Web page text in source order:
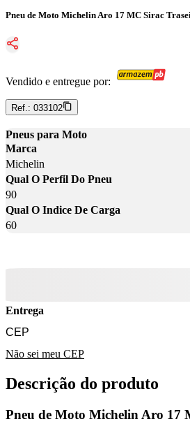
Pneu de Moto Michelin Aro 17 MC Sirac
Vendido e entregue por:
Ref.: 033102
Pneus para Moto
Marca
Michelin
Qual O Perfil Do Pneu
90
Qual O Indice De Carga
60
Entrega
Não sei meu CEP
Descrição do produto
Pneu de Moto Michelin Aro 17